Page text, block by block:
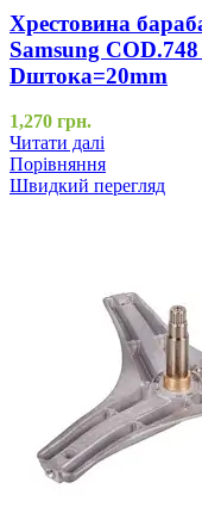
Хрестовина
Samsung
Dштока=20mm
1,270 грн.
Читати далі
Порівняння
Швидкий перегляд